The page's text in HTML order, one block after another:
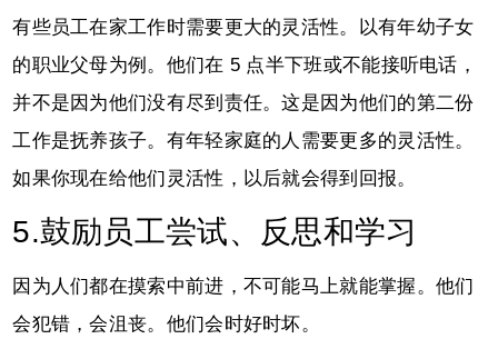
有些员工在家工作时需要更大的灵活性。以有年幼子女
的职业父母为例。他们在 5 点半下班或不能接听电话，
并不是因为他们没有尽到责任。这是因为他们的第二份
工作是抚养孩子。有年轻家庭的人需要更多的灵活性。
如果你现在给他们灵活性，以后就会得到回报。
5.鼓励员工尝试、反思和学习
因为人们都在摸索中前进，不可能马上就能掌握。他们
会犯错，会沮丧。他们会时好时坏。